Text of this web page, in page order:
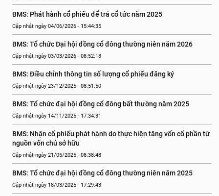
BMS: Phát hành cổ phiếu để trả cổ tức năm 2025
Cập nhật ngày 04/06/2026 - 15:44:35
BMS: Tổ chức Đại hội đồng cổ đông thường niên năm 2026
Cập nhật ngày 03/03/2026 - 08:52:18
BMS: Điều chỉnh thông tin số lượng cổ phiếu đăng ký
Cập nhật ngày 23/12/2025 - 08:51:50
BMS: Tổ chức đại hội đồng cổ đông bất thường năm 2025
Cập nhật ngày 14/11/2025 - 17:34:31
BMS: Nhận cổ phiếu phát hành do thực hiện tăng vốn cổ phần từ
nguồn vốn chủ sở hữu
Cập nhật ngày 21/05/2025 - 08:38:48
BMS: Tổ chức đại hội đồng cổ đông thường niên năm 2025
Cập nhật ngày 18/03/2025 - 17:29:43